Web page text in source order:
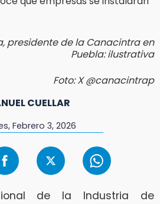
presidente de la Canacintra en
Puebla: ilustrativa
Foto: X @canacintrap
CUELLAR
Febrero 3, 2026
de la Industria de